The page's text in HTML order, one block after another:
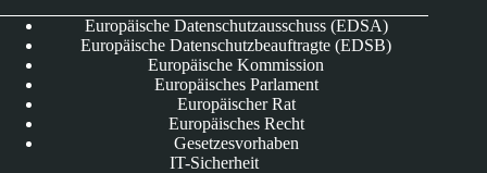
Europäische Datenschutzausschuss (EDSA)
Europäische Datenschutzbeauftragte (EDSB)
Europäische Kommission
Europäisches Parlament
Europäischer Rat
Europäisches Recht
Gesetzesvorhaben
IT-Sicherheit